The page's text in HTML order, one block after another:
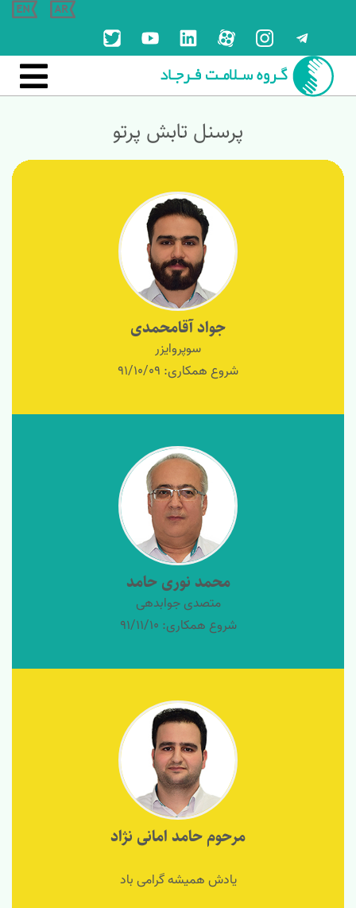

پرسنل تابش پرتو
جواد آقامحمدی
سوپروایزر
شروع همکاری: 91/10/09
محمد نوری حامد
متصدی جوابدهی
شروع همکاری: 91/11/10
مرحوم حامد امانی نژاد
یادش همیشه گرامی باد